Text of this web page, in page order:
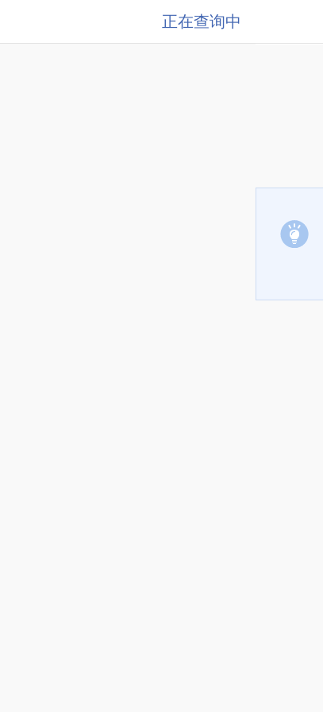
正在查询中